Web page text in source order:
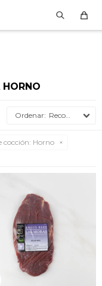
HORNO
Recomendados
cocción: Horno